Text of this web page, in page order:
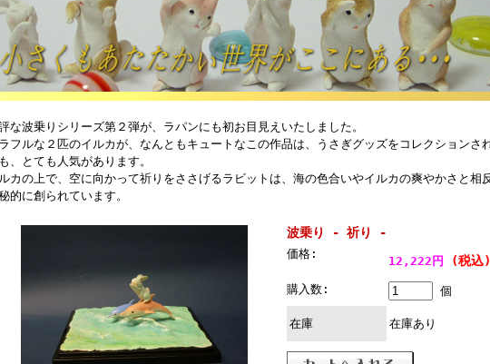
な波乗りシリーズ第２弾が、ラパンにも初お目見えいたしました。
フルな２匹のイルカが、なんともキュートなこの作品は、うさぎグッズをコレクションさ
、とても人気があります。
カの上で、空に向かって祈りをささげるラビットは、海の色合いやイルカの爽やかさと相
的に創られています。
波乗り - 祈り -
価格:
12,222円 (税込)
購入数: 個
在庫 在庫あり